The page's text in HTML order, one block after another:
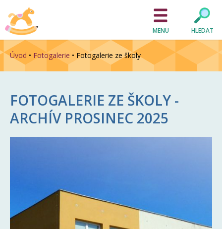
MENU HLEDAT
Úvod • Fotogalerie • Fotogalerie ze školy
FOTOGALERIE ZE ŠKOLY -
ARCHÍV PROSINEC 2025